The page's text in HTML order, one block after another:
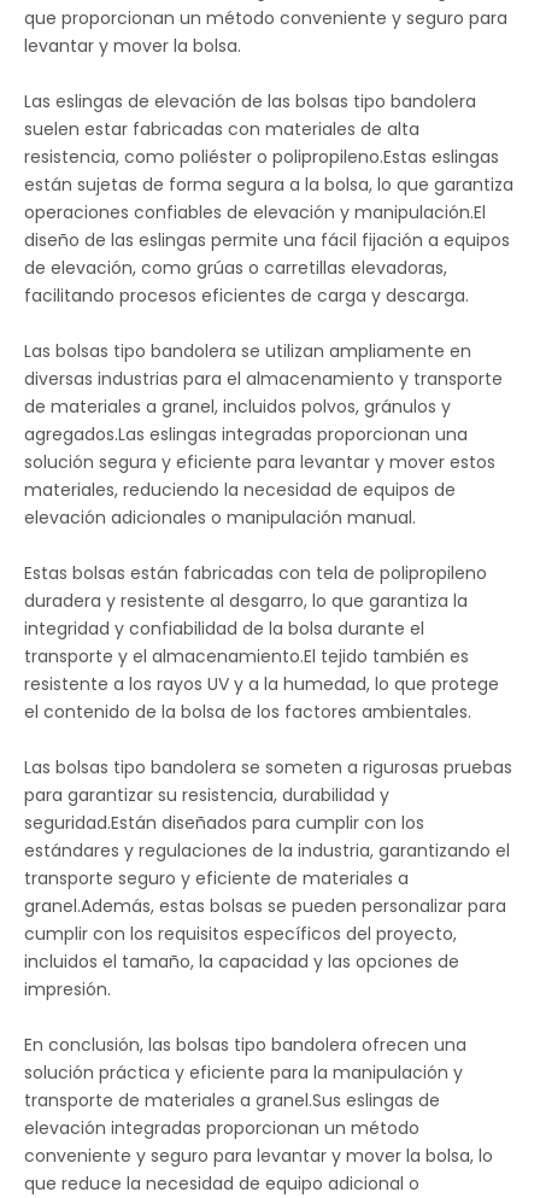
que proporcionan un método conveniente y seguro para
levantar y mover la bolsa.
Las eslingas de elevación de las bolsas tipo bandolera
suelen estar fabricadas con materiales de alta
resistencia, como poliéster o polipropileno.Estas eslingas
están sujetas de forma segura a la bolsa, lo que garantiza
operaciones confiables de elevación y manipulación.El
diseño de las eslingas permite una fácil fijación a equipos
de elevación, como grúas o carretillas elevadoras,
facilitando procesos eficientes de carga y descarga.
Las bolsas tipo bandolera se utilizan ampliamente en
diversas industrias para el almacenamiento y transporte
de materiales a granel, incluidos polvos, gránulos y
agregados.Las eslingas integradas proporcionan una
solución segura y eficiente para levantar y mover estos
materiales, reduciendo la necesidad de equipos de
elevación adicionales o manipulación manual.
Estas bolsas están fabricadas con tela de polipropileno
duradera y resistente al desgarro, lo que garantiza la
integridad y confiabilidad de la bolsa durante el
transporte y el almacenamiento.El tejido también es
resistente a los rayos UV y a la humedad, lo que protege
el contenido de la bolsa de los factores ambientales.
Las bolsas tipo bandolera se someten a rigurosas pruebas
para garantizar su resistencia, durabilidad y
seguridad.Están diseñados para cumplir con los
estándares y regulaciones de la industria, garantizando el
transporte seguro y eficiente de materiales a
granel.Además, estas bolsas se pueden personalizar para
cumplir con los requisitos específicos del proyecto,
incluidos el tamaño, la capacidad y las opciones de
impresión.
En conclusión, las bolsas tipo bandolera ofrecen una
solución práctica y eficiente para la manipulación y
transporte de materiales a granel.Sus eslingas de
elevación integradas proporcionan un método
conveniente y seguro para levantar y mover la bolsa, lo
que reduce la necesidad de equipo adicional o